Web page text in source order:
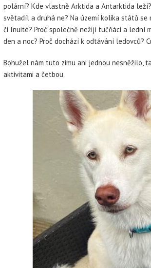
polární? Kde vlastně Arktida a Antarktida
světadíl a druhá ne? Na území kolika států se
či Inuité? Proč společně nežijí tučňáci a lední
den a noc? Proč dochází k odtávání ledovců?
Bohužel nám tuto zimu ani jednou nesněžilo,
aktivitami a četbou.